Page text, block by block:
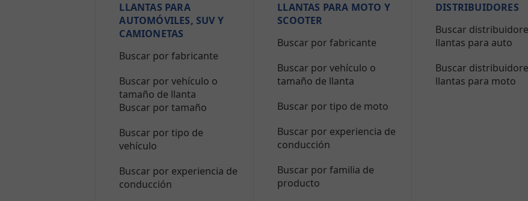
LLANTAS PARA
AUTOMÓVILES, SUV Y
CAMIONETAS
Buscar por fabricante
Buscar por vehículo o
tamaño de llanta
Buscar por tamaño
Buscar por tipo de
vehículo
Buscar por experiencia de
conducción
LLANTAS PARA MOTO Y
SCOOTER
Buscar por fabricante
Buscar por vehículo o
tamaño de llanta
Buscar por tipo de moto
Buscar por experiencia de
conducción
Buscar por familia de
producto
DISTRIBUIDORES
Buscar
llantas para auto
Buscar
llantas para moto